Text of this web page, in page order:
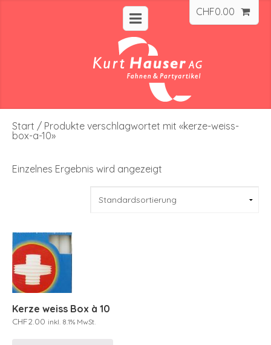
CHF0.00
Start / Produkte verschlagwortet mit «kerze-weiss-
box-a-10»
Einzelnes Ergebnis wird angezeigt
Kerze weiss Box à 10
CHF2.00 inkl. 8.1% MwSt.